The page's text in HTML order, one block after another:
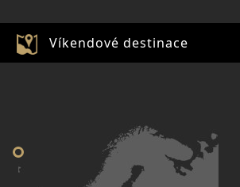
Víkendové destinace
NEW YORK